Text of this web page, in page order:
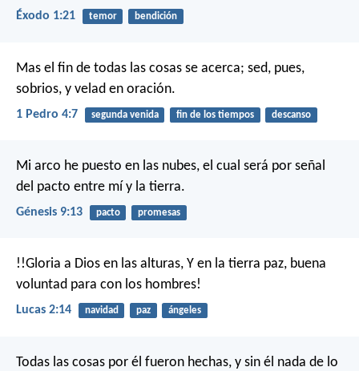
Éxodo 1:21 temor bendición
Mas el fin de todas las cosas se acerca; sed, pues,
sobrios, y velad en oración.
1 Pedro 4:7 segunda venida fin de los tiempos descanso
Mi arco he puesto en las nubes, el cual será por señal
del pacto entre mí y la tierra.
Génesis 9:13 pacto promesas
!!Gloria a Dios en las alturas, Y en la tierra paz, buena
voluntad para con los hombres!
Lucas 2:14 navidad paz ángeles
Todas las cosas por él fueron hechas, y sin él nada de lo